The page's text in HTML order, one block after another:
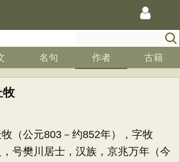
名句 作者 古籍
牧
（公元803－约852年），字牧
，号樊川居士，汉族，京兆万年（今